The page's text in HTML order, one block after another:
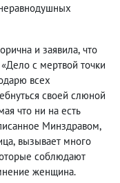
и заявила, что
с мертвой точки
всех
своей слюной
что ни на есть
Минздравом,
, вызывает много
соблюдают
женщина.